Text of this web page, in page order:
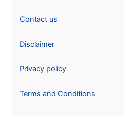
Contact us
Disclaimer
Privacy policy
Terms and Conditions